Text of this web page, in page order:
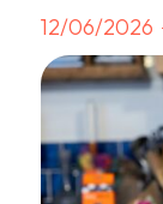
12/06/2026